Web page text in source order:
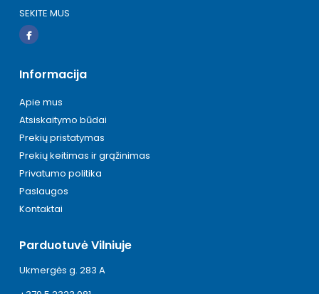
SEKITE MUS
Informacija
Apie mus
Atsiskaitymo būdai
Prekių pristatymas
Prekių keitimas ir grąžinimas
Privatumo politika
Paslaugos
Kontaktai
Parduotuvė Vilniuje
Ukmergės g. 283 A